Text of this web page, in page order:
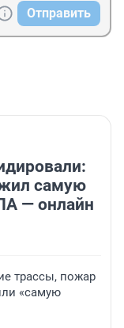
Отправить
самую
— онлайн
трассы, пожар
«самую